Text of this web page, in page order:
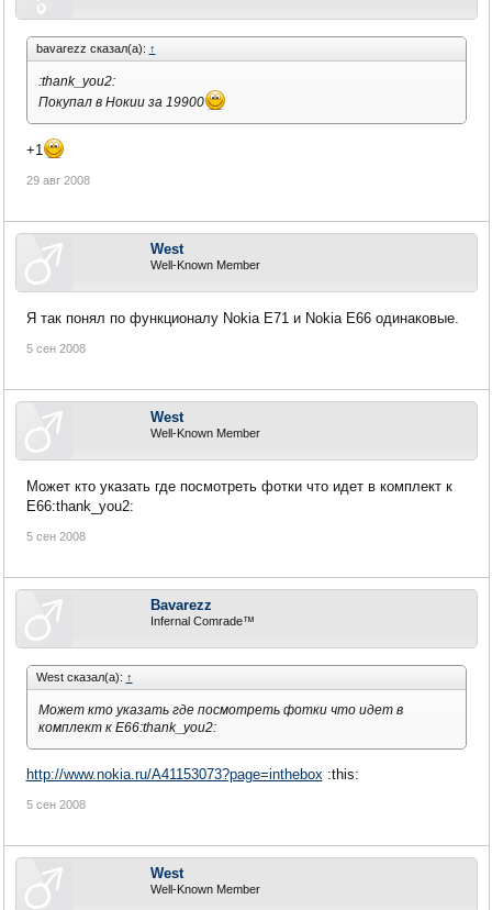
bavarezz сказал(а): ↑
:thank_you2:
Покупал в Нокии за 19900
+1
29 авг 2008
West
Well-Known Member
Я так понял по функционалу Nokia E71 и Nokia E66 одинаковые.
5 сен 2008
West
Well-Known Member
Может кто указать где посмотреть фотки что идет в комплект к
Е66:thank_you2:
5 сен 2008
Bavarezz
Infernal Comrade™
West сказал(а): ↑
Может кто указать где посмотреть фотки что идет в
комплект к Е66:thank_you2:
http://www.nokia.ru/A41153073?page=inthebox :this:
5 сен 2008
West
Well-Known Member